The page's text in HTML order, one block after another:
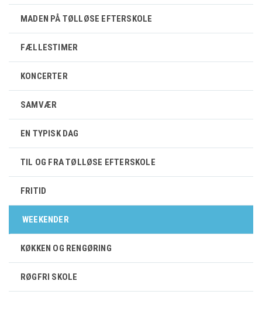
MADEN PÅ TØLLØSE EFTERSKOLE
FÆLLESTIMER
KONCERTER
SAMVÆR
EN TYPISK DAG
TIL OG FRA TØLLØSE EFTERSKOLE
FRITID
WEEKENDER
KØKKEN OG RENGØRING
RØGFRI SKOLE